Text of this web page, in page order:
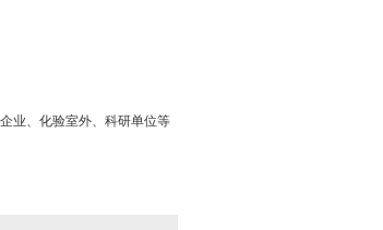
业、化验室外、科研单位等